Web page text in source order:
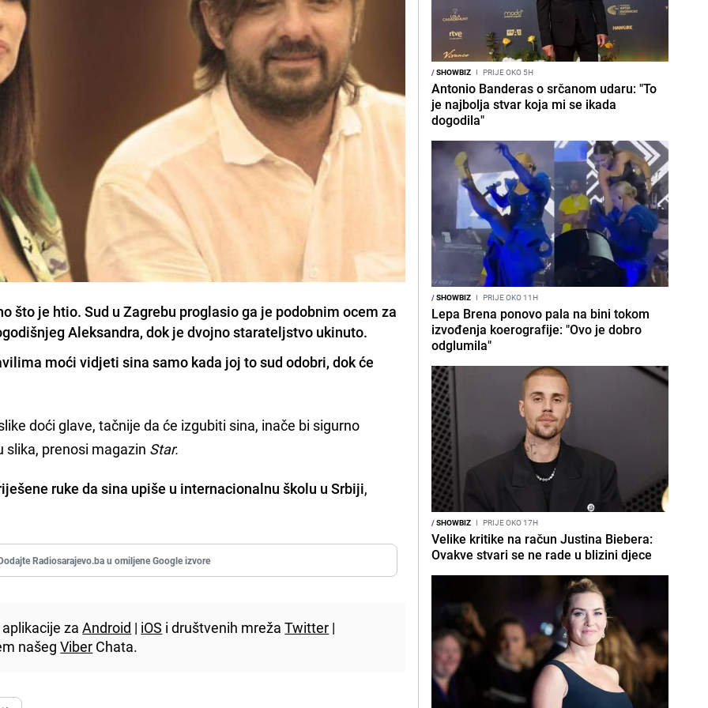
što je htio. Sud u Zagrebu proglasio ga je podobnim ocem za
Aleksandra, dok je dvojno starateljstvo ukinuto.
moći vidjeti sina samo kada joj to sud odobri, dok će
doći glave, tačnije da će izgubiti sina, inače bi sigurno
slika, prenosi magazin Star.
ruke da sina upiše u internacionalnu školu u Srbiji,
Radiosarajevo.ba u omiljene Google izvore
zaAndroid | iOS i društvenih mrežaTwitter |
našegViber Chata.
/SHOWBIZ I PRIJE OKO 5H
Antonio Banderas o srčanom udaru: "To
je najbolja stvar koja mi se ikada
dogodila"
/SHOWBIZ I PRIJE OKO 11H
Lepa Brena ponovo pala na bini tokom
izvođenja koerografije: "Ovo je dobro
odglumila"
/SHOWBIZ I PRIJE OKO 17H
Velike kritike na račun Justina Biebera:
Ovakve stvari se ne rade u blizini djece